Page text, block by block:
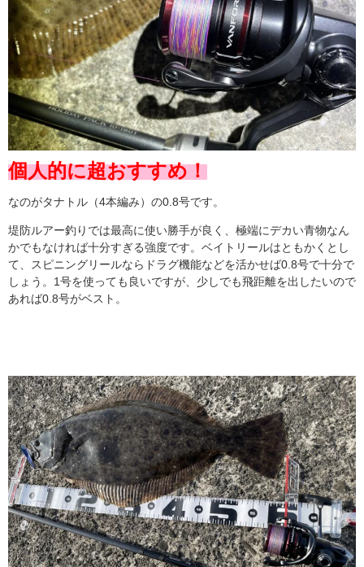
個人的に超おすすめ！
なのがタナトル（4本編み）の0.8号です。
堤防ルアー釣りでは最高に使い勝手が良く、極端にデカい青物なん
かでもなければ十分すぎる強度です。ベイトリールはともかくとし
て、スピニングリールならドラグ機能などを活かせば0.8号で十分で
しょう。1号を使っても良いですが、少しでも飛距離を出したいので
あれば0.8号がベスト。